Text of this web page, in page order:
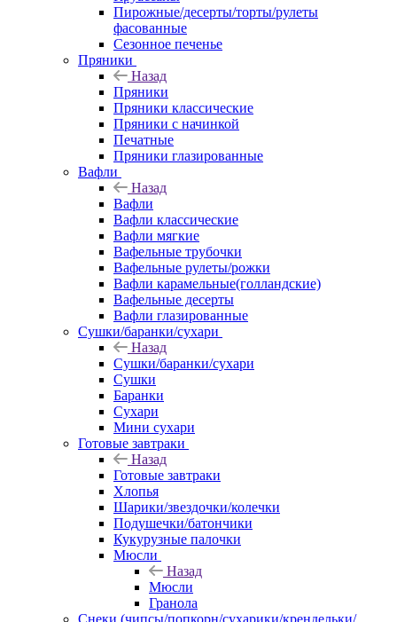
Пирожные/десерты/торты/рулеты
фасованные
Сезонное печенье
Пряники
Назад
Пряники
Пряники классические
Пряники с начинкой
Печатные
Пряники глазированные
Вафли
Назад
Вафли
Вафли классические
Вафли мягкие
Вафельные трубочки
Вафельные рулеты/рожки
Вафли карамельные(голландские)
Вафельные десерты
Вафли глазированные
Сушки/баранки/сухари
Назад
Сушки/баранки/сухари
Сушки
Баранки
Сухари
Мини сухари
Готовые завтраки
Назад
Готовые завтраки
Хлопья
Шарики/звездочки/колечки
Подушечки/батончики
Кукурузные палочки
Мюсли
Назад
Мюсли
Гранола
Снеки (чипсы/попкорн/сухарики/крендельки/